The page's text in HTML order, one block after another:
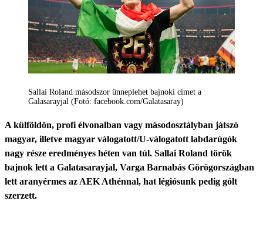
Sallai Roland másodszor ünneplehet bajnoki címet a
Galasarayjal (Fotó: facebook.com/Galatasaray)
A külföldön, profi élvonalban vagy másodosztályban játszó
magyar, illetve magyar válogatott/U-válogatott labdarúgók
nagy része eredményes héten van túl. Sallai Roland török
bajnok lett a Galatasarayjal, Varga Barnabás Görögországban
lett aranyérmes az AEK Athénnal, hat légiósunk pedig gólt
szerzett.